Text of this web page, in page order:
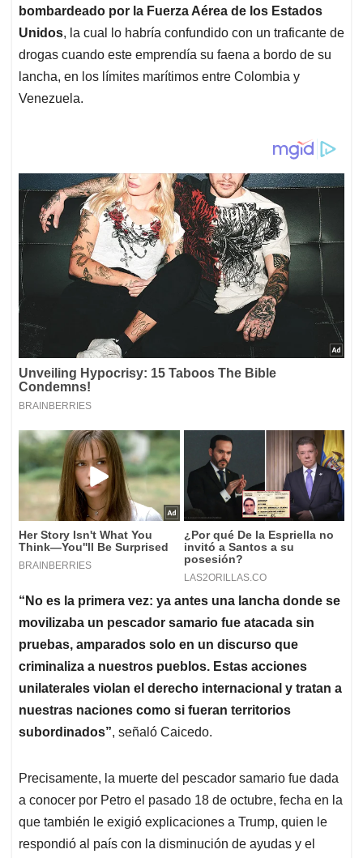
bombardeado por la Fuerza Aérea de los Estados
Unidos, la cual lo habría confundido con un traficante de
drogas cuando este emprendía su faena a bordo de su
lancha, en los límites marítimos entre Colombia y
Venezuela.
“No es la primera vez: ya antes una lancha donde se
movilizaba un pescador samario fue atacada sin
pruebas, amparados solo en un discurso que
criminaliza a nuestros pueblos. Estas acciones
unilaterales violan el derecho internacional y tratan a
nuestras naciones como si fueran territorios
subordinados”, señaló Caicedo.
Precisamente, la muerte del pescador samario fue dada
a conocer por Petro el pasado 18 de octubre, fecha en la
que también le exigió explicaciones a Trump, quien le
respondió al país con la disminución de ayudas y el